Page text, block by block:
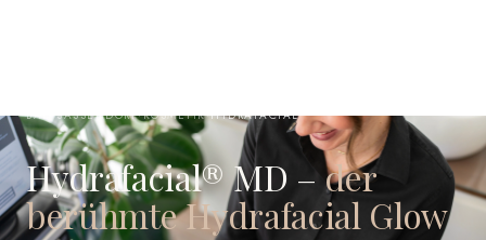
BAD SASSENDORF·KOSMETIK·HYDRAFACIAL
Hydrafacial® MD –der
berühmte Hydrafacial Glow